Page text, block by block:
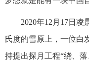
2020年12月17日
氏度的雪原上，一位
持提出探月工程“绕、